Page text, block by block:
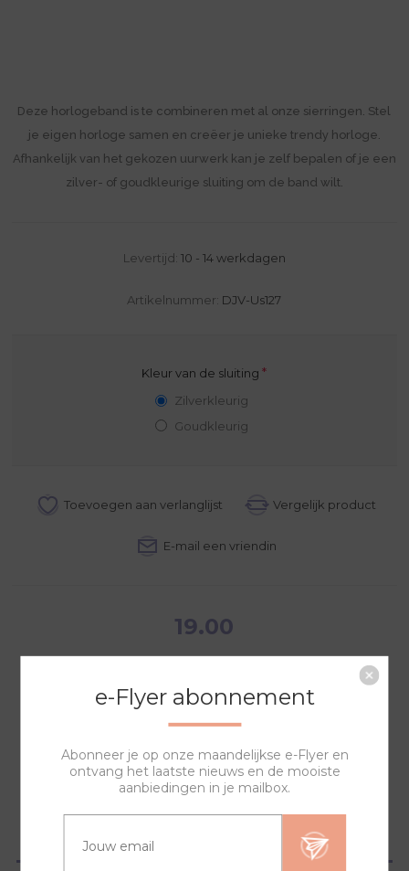
Deze horlogeband is te combineren met al onze sierringen. Stel
je eigen horloge samen en creëer je unieke trendy horloge.
Afhankelijk van het gekozen uurwerk kan je zelf bepalen of je een
zilver- of goudkleurige sluiting om de band wilt.
Levertijd: 10 - 14 werkdagen
Artikelnummer: DJV-Us127
Kleur van de sluiting*
Zilverkleurig
Goudkleurig
19.00
NAAR WINKELWAGEN
e-Flyer abonnement
Abonneer je op onze maandelijkse e-Flyer en
ontvang het laatste nieuws en de mooiste
aanbiedingen in je mailbox.